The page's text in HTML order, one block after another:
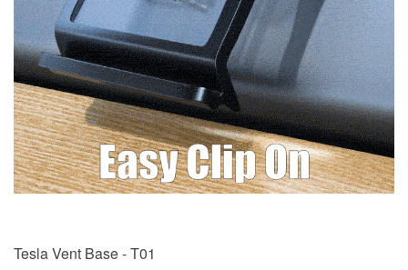
Tesla Vent Base - T01